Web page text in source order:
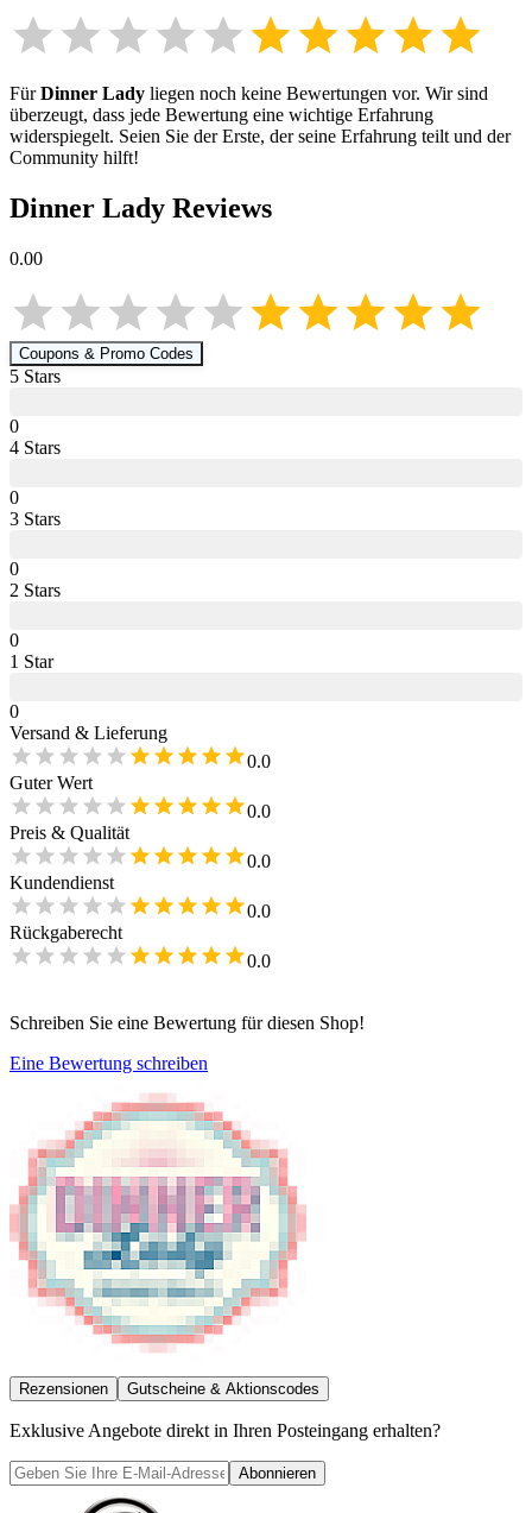
FürDinner Lady liegen noch keine Bewertungen vor. Wir sind
überzeugt, dass jede Bewertung eine wichtige Erfahrung
widerspiegelt. Seien Sie der Erste, der seine Erfahrung teilt und der
Community hilft!
Dinner Lady Reviews
0.00
Coupons & Promo Codes
5 Stars
0
4 Stars
0
3 Stars
0
2 Stars
0
1 Star
0
Versand & Lieferung
0.0
Guter Wert
0.0
Preis & Qualität
0.0
Kundendienst
0.0
Rückgaberecht
0.0
Schreiben Sie eine Bewertung für diesen Shop!
Eine Bewertung schreiben
Rezensionen Gutscheine & Aktionscodes
Exklusive Angebote direkt in Ihren Posteingang erhalten?
Abonnieren